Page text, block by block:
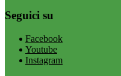
Seguici su
Facebook
Youtube
Instagram